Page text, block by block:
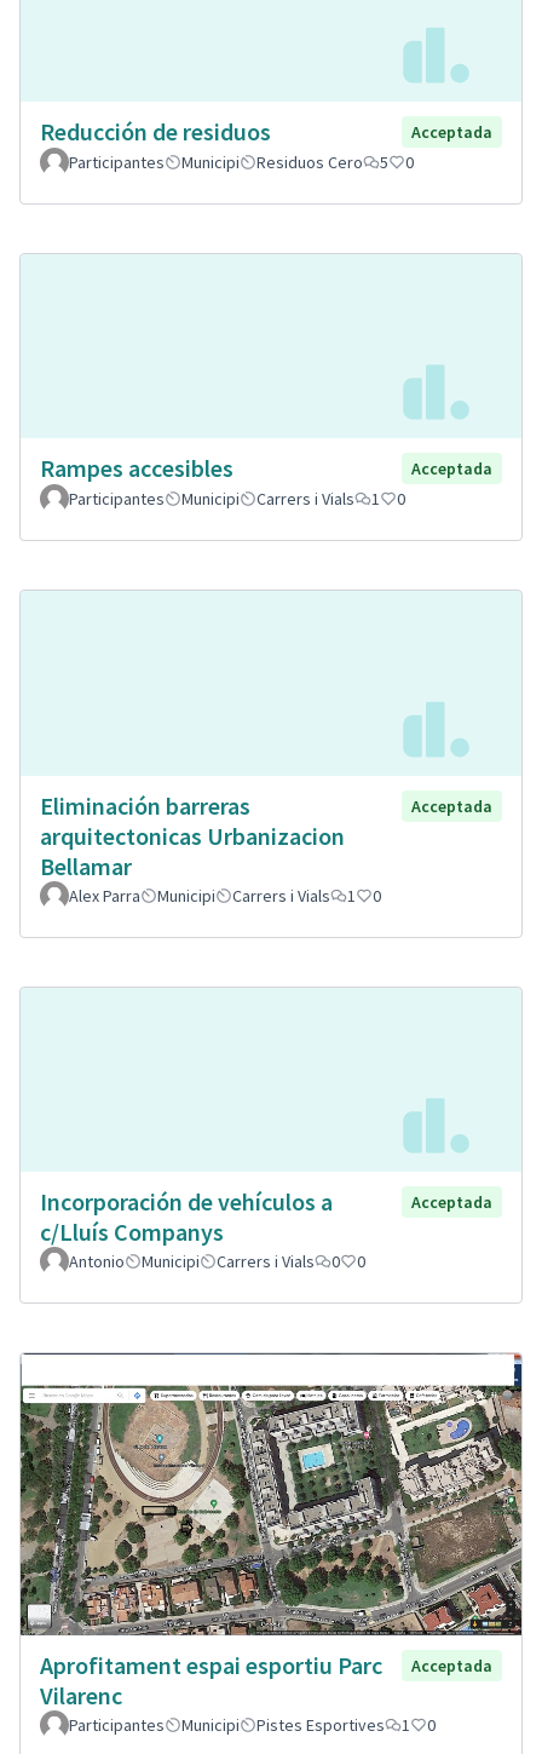
Reducción de residuos
Acceptada
Participantes
Municipi Residuos Cero 5 0
Rampes accesibles
Acceptada
Participantes
Municipi Carrers i Vials 1 0
Eliminación barreras
arquitectonicas Urbanizacion
Bellamar
Acceptada
Alex Parra Municipi Carrers i Vials 1 0
Incorporación de vehículos a
c/Lluís Companys
Acceptada
Antonio Municipi Carrers i Vials 0 0
Aprofitament espai esportiu Parc
Vilarenc
Acceptada
Participantes Municipi Pistes Esportives 1 0